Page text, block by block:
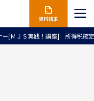
資料請求
[ＭＪＳ実践！講座] 所得税確